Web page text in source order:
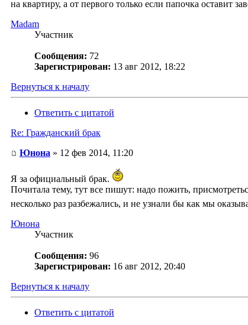
на квартиру, а от первого только если папочка оставит
Madam
Участник
Сообщения: 72
Зарегистрирован: 13 авг 2012, 18:22
Вернуться к началу
Ответить с цитатой
Re: Гражданский брак
Юнона » 12 фев 2014, 11:20
Я за официальный брак.
Почитала тему, тут все пишут: надо пожить,
несколько раз разбежались, и не узнали бы как мы
Юнона
Участник
Сообщения: 96
Зарегистрирован: 16 авг 2012, 20:40
Вернуться к началу
Ответить с цитатой